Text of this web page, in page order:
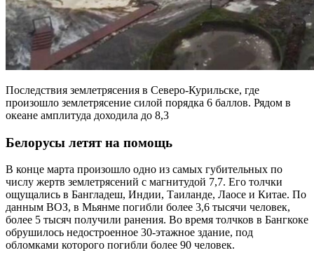
Последствия землетрясения в Северо-Курильске, где
произошло землетрясение силой порядка 6 баллов. Рядом в
океане амплитуда доходила до 8,3
Белорусы летят на помощь
В конце марта произошло одно из самых губительных по
числу жертв землетрясений с магнитудой 7,7. Его толчки
ощущались в Бангладеш, Индии, Таиланде, Лаосе и Китае. По
данным ВОЗ, в Мьянме погибли более 3,6 тысячи человек,
более 5 тысяч получили ранения. Во время толчков в Бангкоке
обрушилось недостроенное 30-этажное здание, под
обломками которого погибли более 90 человек.